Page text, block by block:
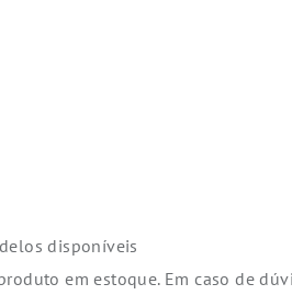
disponíveis
em estoque. Em caso de